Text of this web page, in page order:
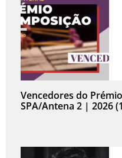
Vencedores do
SPA/Antena 2 | 2026